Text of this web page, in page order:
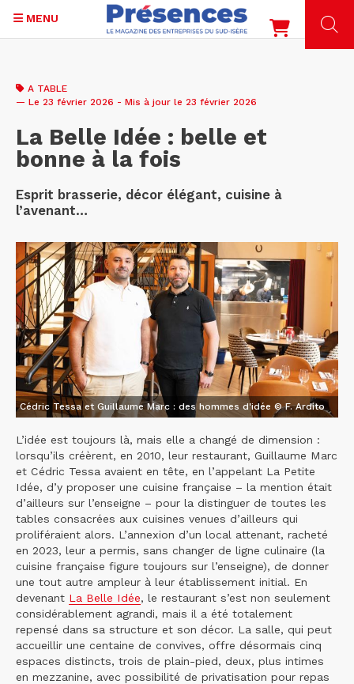
contenu
MENU
A TABLE
— Le 23 février 2026 - Mis à jour le 23 février 2026
La Belle Idée : belle et
bonne à la fois
Esprit brasserie, décor élégant, cuisine à
l’avenant…
Cédric Tessa et Guillaume Marc : des hommes d'idée © F. Ardito
L’idée est toujours là, mais elle a changé de dimension :
lorsqu’ils créèrent, en 2010, leur restaurant, Guillaume Marc
et Cédric Tessa avaient en tête, en l’appelant La Petite
Idée, d’y proposer une cuisine française – la mention était
d’ailleurs sur l’enseigne – pour la distinguer de toutes les
tables consacrées aux cuisines venues d’ailleurs qui
proliféraient alors. L’annexion d’un local attenant, racheté
en 2023, leur a permis, sans changer de ligne culinaire (la
cuisine française figure toujours sur l’enseigne), de donner
une tout autre ampleur à leur établissement initial. En
devenant La Belle Idée, le restaurant s’est non seulement
considérablement agrandi, mais il a été totalement
repensé dans sa structure et son décor. La salle, qui peut
accueillir une centaine de convives, offre désormais cinq
espaces distincts, trois de plain-pied, deux, plus intimes
en mezzanine, avec possibilité de privatisation pour repas